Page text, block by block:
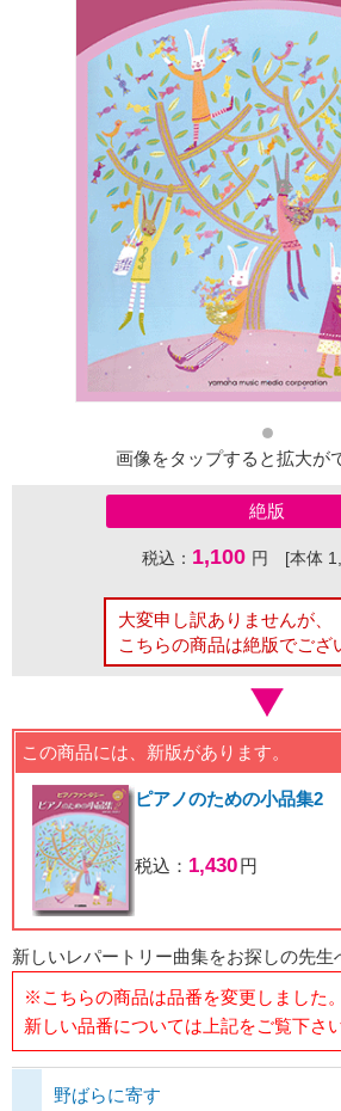
画像をタップすると拡大が
絶版
税込： 1,100 円 [本体
大変申し訳ありませんが、
こちらの商品は絶版でござ
この商品には、新版があります。
ピアノのための小品集2
税込： 1,430円
新しいレパートリー曲集をお探しの先生
※こちらの商品は品番を変更しました。
新しい品番については上記をご覧下さい
野ばらに寄す